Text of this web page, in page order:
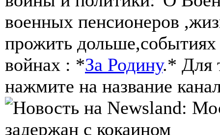
военных пенсионеров
прожить
войнах : *За Родину.* Для
нажмите на название